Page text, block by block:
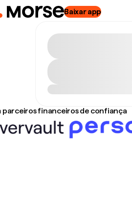
Baixar app
parceiros financeiros de confiança